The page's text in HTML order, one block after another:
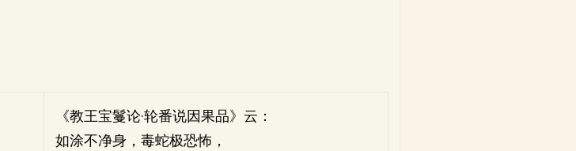
《教王宝鬘论·轮番说因果品》云：
如涂不净身，毒蛇极恐怖，